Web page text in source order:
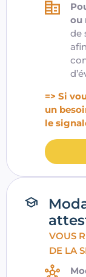
ou
de
=> Si
un
le
VOUS
DE LA